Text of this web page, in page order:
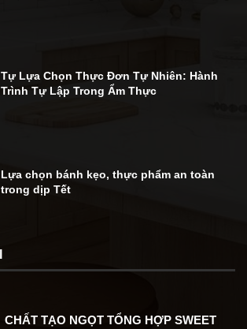
Tự Lựa Chọn Thực Đơn Tự Nhiên: Hành
Trình Tự Lập Trong Ẩm Thực
Lựa chọn bánh kẹo, thực phẩm an toàn
trong dịp Tết
CHẤT TẠO NGỌT TỔNG HỢP SWEET